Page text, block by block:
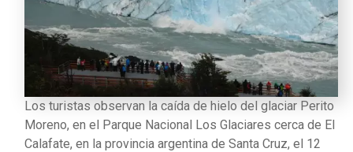
Los turistas observan la caída de hielo del glaciar Perito
Moreno, en el Parque Nacional Los Glaciares cerca de El
Calafate, en la provincia argentina de Santa Cruz, el 12